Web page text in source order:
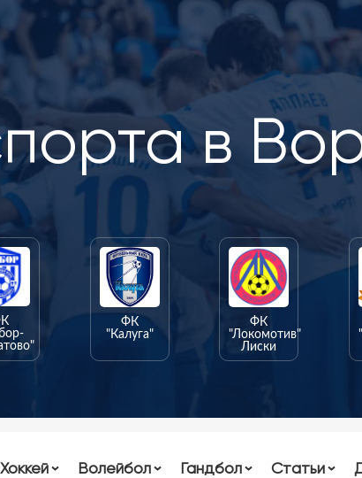
в
ФК
"Калуга"
ФК
"Локомотив"
Лиски
Хоккей Волейбол Гандбол Статьи